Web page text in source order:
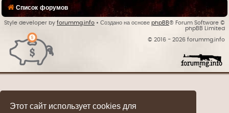
Этот сайт использует cookies для
Список форумов
Style developer by forummg.info • Создано на основе phpBB® Forum Software ©
phpBB Limited
© 2016 - 2026 forummg.info